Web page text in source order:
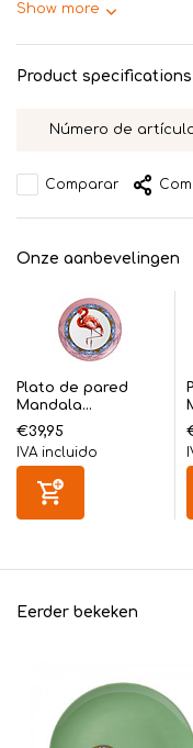
Show more
Product specifications
Número de
Comparar
Onze aanbevelingen
Plato de pared
Mandala...
€39,95
IVA incluido
Eerder bekeken